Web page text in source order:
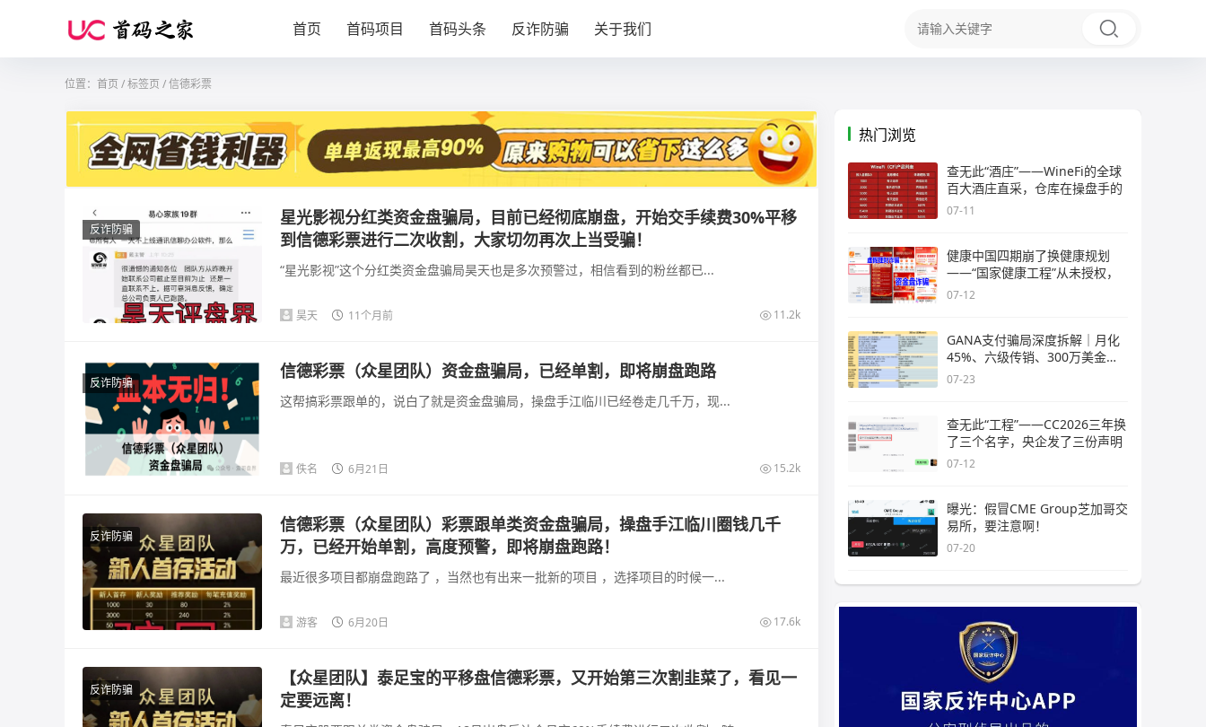
首页 首码项目 首码头条 反诈防骗 关于我们
位置： 首页 /标签页 / 信德彩票
反诈防骗
星光影视分红类资金盘骗局，目前已经彻底崩盘，开始交手续费30%平移
到信德彩票进行二次收割，大家切勿再次上当受骗！
“星光影视”这个分红类资金盘骗局昊天也是多次预警过，相信看到的粉丝都已...
昊天 11个月前 11.2k
反诈防骗
信德彩票（众星团队）资金盘骗局，已经单割，即将崩盘跑路
这帮搞彩票跟单的，说白了就是资金盘骗局，操盘手江临川已经卷走几千万，现...
佚名 6月21日 15.2k
反诈防骗
信德彩票（众星团队）彩票跟单类资金盘骗局，操盘手江临川圈钱几千
万，已经开始单割，高度预警，即将崩盘跑路！
最近很多项目都崩盘跑路了 ，当然也有出来一批新的项目 ，选择项目的时候一...
游客 6月20日 17.6k
反诈防骗
【众星团队】泰足宝的平移盘信德彩票，又开始第三次割韭菜了，看见一
定要远离！
热门浏览
查无此“酒庄”——WineFi的全球
百大酒庄直采，仓库在操盘手的
07-11
健康中国四期崩了换健康规划
——“国家健康工程”从未授权，
07-12
GANA支付骗局深度拆解｜月化
45%、六级传销、300万美金窟
窿，拉菲
07-23
查无此“工程”——CC2026三年换
了三个名字，央企发了三份声明
07-12
曝光：假冒CME Group芝加哥交
易所，要注意啊！
07-20